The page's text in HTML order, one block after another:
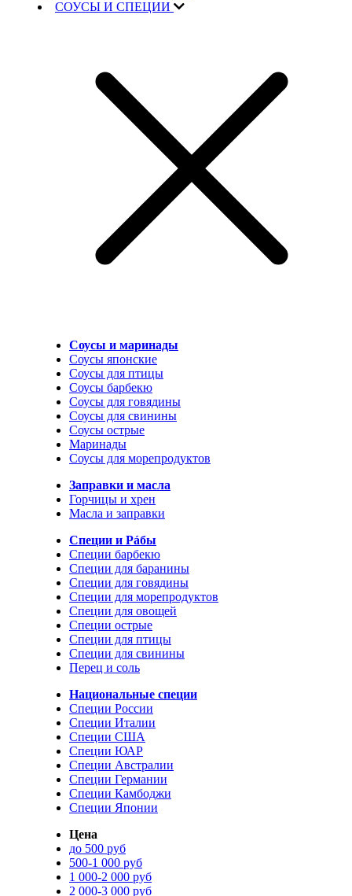
СОУСЫ И СПЕЦИИ
Соусы и маринады
Соусы японские
Соусы для птицы
Соусы барбекю
Соусы для говядины
Соусы для свинины
Соусы острые
Маринады
Соусы для морепродуктов
Заправки и масла
Горчицы и хрен
Масла и заправки
Специи и Рáбы
Специи барбекю
Специи для баранины
Специи для говядины
Специи для морепродуктов
Специи для овощей
Специи острые
Специи для птицы
Специи для свинины
Перец и соль
Национальные специи
Специи России
Специи Италии
Специи США
Специи ЮАР
Специи Австралии
Специи Германии
Специи Камбоджи
Специи Японии
Цена
до 500 руб
500-1 000 руб
1 000-2 000 руб
2 000-3 000 руб